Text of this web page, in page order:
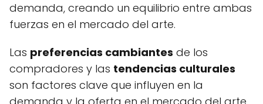
demanda, creando un equilibrio entre ambas
fuerzas en el mercado del arte.
Las preferencias cambiantes de los
compradores y las tendencias culturales
son factores clave que influyen en la